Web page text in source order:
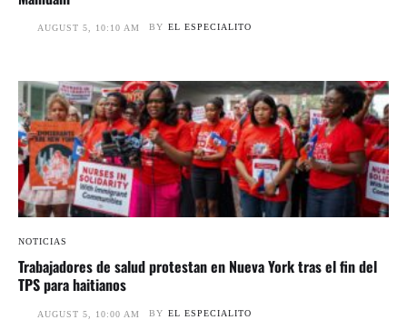
AUGUST 5, 10:10 AM BY EL ESPECIALITO
NOTICIAS
Trabajadores de salud protestan en Nueva York tras el fin del
TPS para haitianos
AUGUST 5, 10:00 AM BY EL ESPECIALITO